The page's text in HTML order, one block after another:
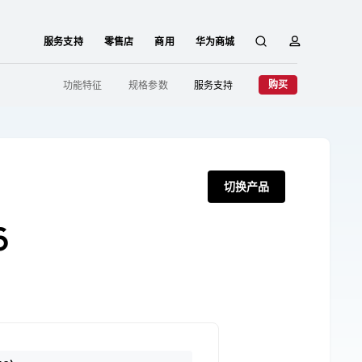
服务支持 零售店 商用 华为商城
搜 简
功能特征 规格参数 服务支持 购买
切换产品